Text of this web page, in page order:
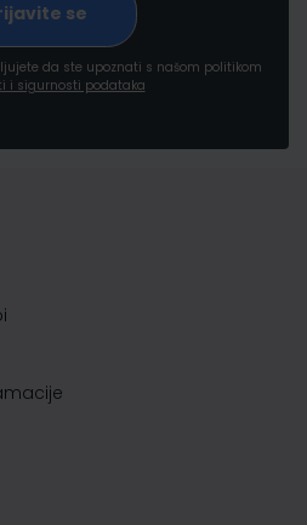
da ste upoznati s našom politikom
i sigurnosti podataka